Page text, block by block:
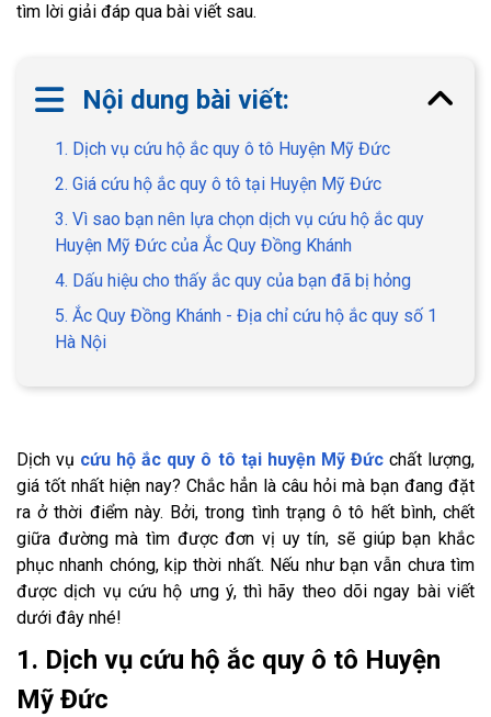
tìm lời giải đáp qua bài viết sau.
Nội dung bài viết:
1. Dịch vụ cứu hộ ắc quy ô tô Huyện Mỹ Đức
2. Giá cứu hộ ắc quy ô tô tại Huyện Mỹ Đức
3. Vì sao bạn nên lựa chọn dịch vụ cứu hộ ắc quy
Huyện Mỹ Đức của Ắc Quy Đồng Khánh
4. Dấu hiệu cho thấy ắc quy của bạn đã bị hỏng
5. Ắc Quy Đồng Khánh - Địa chỉ cứu hộ ắc quy số 1
Hà Nội
Dịch vụ cứu hộ ắc quy ô tô tại huyện Mỹ Đứcchất lượng,
giá tốt nhất hiện nay? Chắc hẳn là câu hỏi mà bạn đang đặt
ra ở thời điểm này. Bởi, trong tình trạng ô tô hết bình, chết
giữa đường mà tìm được đơn vị uy tín, sẽ giúp bạn khắc
phục nhanh chóng, kịp thời nhất. Nếu như bạn vẫn chưa tìm
được dịch vụ cứu hộ ưng ý, thì hãy theo dõi ngay bài viết
dưới đây nhé!
1. Dịch vụ cứu hộ ắc quy ô tô Huyện
Mỹ Đức